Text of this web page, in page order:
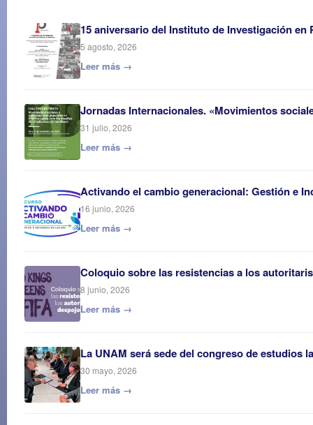
15 aniversario del Instituto de Investigación
5 agosto, 2026
Leer más →
Jornadas Internacionales. «Movimientos
31 julio, 2026
Leer más →
Activando el cambio generacional: Gestión e
16 junio, 2026
Leer más →
Coloquio sobre las resistencias a los
8 junio, 2026
Leer más →
La UNAM será sede del congreso de estudios
30 mayo, 2026
Leer más →